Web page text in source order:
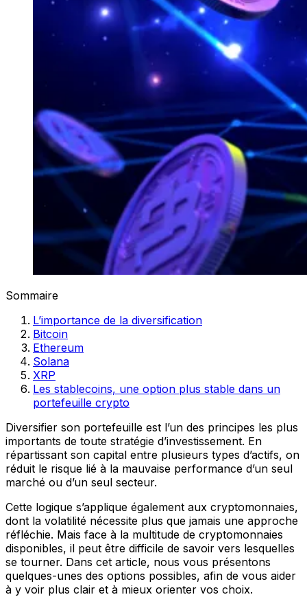
Sommaire
L’importance de la diversification
Bitcoin
Ethereum
Solana
XRP
Les stablecoins, une option plus stable dans un
portefeuille crypto
Diversifier son portefeuille est l’un des principes les plus
importants de toute stratégie d’investissement. En
répartissant son capital entre plusieurs types d’actifs, on
réduit le risque lié à la mauvaise performance d’un seul
marché ou d’un seul secteur.
Cette logique s’applique également aux cryptomonnaies,
dont la volatilité nécessite plus que jamais une approche
réfléchie. Mais face à la multitude de cryptomonnaies
disponibles, il peut être difficile de savoir vers lesquelles
se tourner. Dans cet article, nous vous présentons
quelques-unes des options possibles, afin de vous aider
à y voir plus clair et à mieux orienter vos choix.